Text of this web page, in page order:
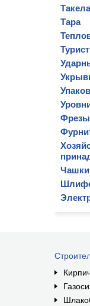
Тара
Фрезы
Чашки